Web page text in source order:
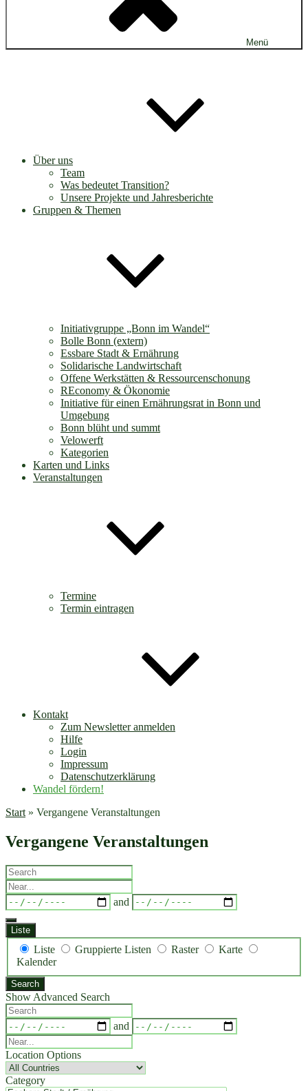
Menü
Über uns
Team
Was bedeutet Transition?
Unsere Projekte und Jahresberichte
Gruppen & Themen
Initiativgruppe „Bonn im Wandel“
Bolle Bonn (extern)
Essbare Stadt & Ernährung
Solidarische Landwirtschaft
Offene Werkstätten & Ressourcenschonung
REconomy & Ökonomie
Initiative für einen Ernährungsrat in Bonn und
Umgebung
Bonn blüht und summt
Velowerft
Kategorien
Karten und Links
Veranstaltungen
Termine
Termin eintragen
Kontakt
Zum Newsletter anmelden
Hilfe
Login
Impressum
Datenschutzerklärung
Wandel fördern!
Start » Vergangene Veranstaltungen
Vergangene Veranstaltungen
Search
Near...
Dates
and
Liste
Anzeigetyp
für
Suchergebnisse
Liste Gruppierte Listen Raster
Karte
Kalender
Search
Show Advanced Search
Search
Dates
and
Near...
Location Options
Country
Category